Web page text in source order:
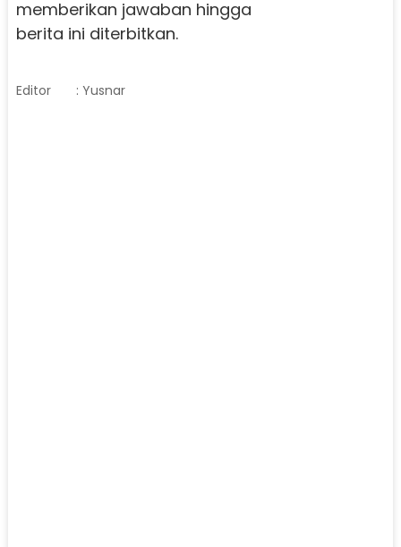
memberikan jawaban hingga
berita ini diterbitkan.
Editor : Yusnar